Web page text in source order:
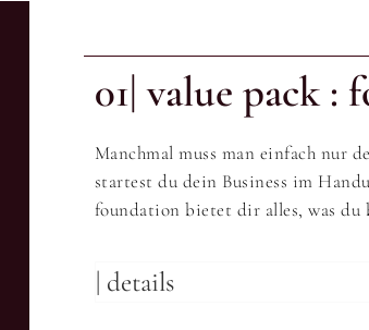
01| value pack :
Manchmal muss man einfach nur
startest du dein Business im
foundation bietet dir alles, was du
| details